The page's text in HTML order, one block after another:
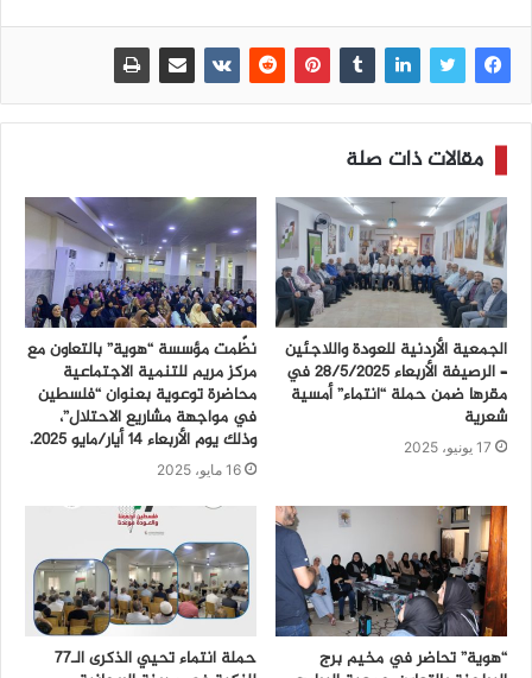
مقالات ذات صلة
الجمعية الأردنية للعودة واللاجئين
– الرصيفة الأربعاء ٢٨/٥/٢٠٢٥ في
مقرها ضمن حملة “انتماء” أمسية
شعرية
17 يونيو، 2025
نظّمت مؤسسة “هوية” بالتعاون مع
مركز مريم للتنمية الاجتماعية
محاضرة توعوية بعنوان “فلسطين
في مواجهة مشاريع الاحتلال”،
وذلك يوم الأربعاء 14 أيار/مايو 2025.
16 مايو، 2025
“هوية” تحاضر في مخيم برج حملة انتماء تحيي الذكرى الـ77